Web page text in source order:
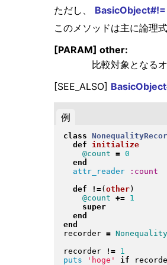
ただし、 BasicObject#!=
このメソッドは主に論理
[PARAM] other:
比較対象となる
[SEE_ALSO]
例
class
def
initialize
@count = 0
end
attr_reader
:count
def
!=(other)
@count +=
1
super
end
end
recorder =
recorder
!=
1
puts
'hoge' if